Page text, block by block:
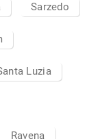
Sarzedo
Luzia
Ravena